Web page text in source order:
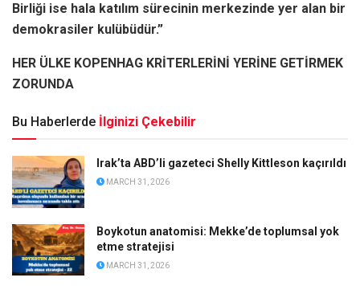
Birliği ise hala katılım sürecinin merkezinde yer alan bir
demokrasiler kulübüdür.”
HER ÜLKE KOPENHAG KRİTERLERİNİ YERİNE GETİRMEK
ZORUNDA
Bu Haberlerde İlginizi Çekebilir
Irak’ta ABD’li gazeteci Shelly Kittleson kaçırıldı
MARCH 31, 2026
Boykotun anatomisi: Mekke’de toplumsal yok
etme stratejisi
MARCH 31, 2026